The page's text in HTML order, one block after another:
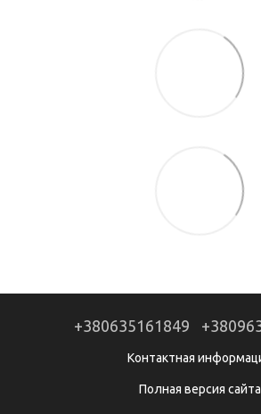
+380635161849
Контактная
Полная версия сайта